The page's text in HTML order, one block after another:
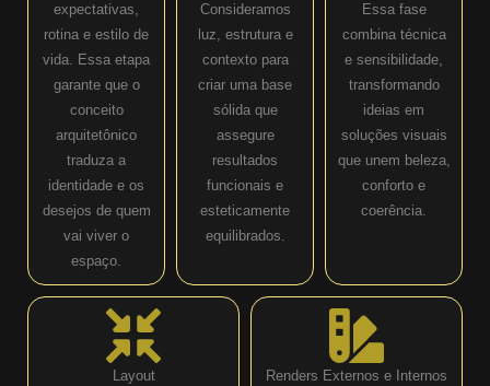
expectativas,
rotina e estilo de
vida. Essa etapa
garante que o
conceito
arquitetônico
traduza a
identidade e os
desejos de quem
vai viver o
espaço.
Consideramos
luz, estrutura e
contexto para
criar uma base
sólida que
assegure
resultados
funcionais e
esteticamente
equilibrados.
Essa fase
combina técnica
e sensibilidade,
transformando
ideias em
soluções visuais
que unem beleza,
conforto e
coerência.
Layout
Renders Externos e Internos